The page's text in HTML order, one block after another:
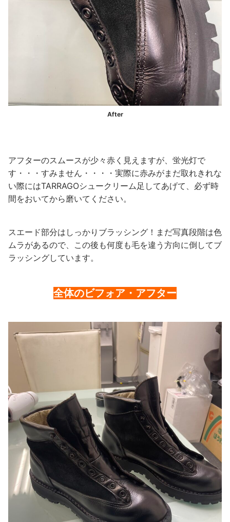
After
アフターのスムースが少々赤く見えますが、蛍光灯で
す・・・すみません・・・・実際に赤みがまだ取れきれな
い際にはTARRAGOシュークリーム足してあげて、必ず時
間をおいてから磨いてください。
スエード部分はしっかりブラッシング！まだ写真段階は色
ムラがあるので、この後も何度も毛を違う方向に倒してブ
ラッシングしています。
全体のビフォア・アフター